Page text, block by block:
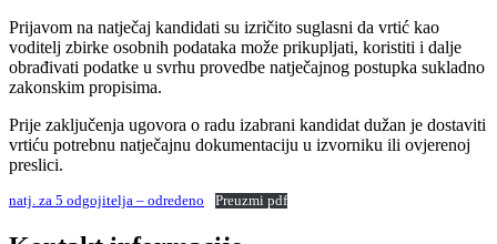
Prijavom na natječaj kandidati su izričito suglasni da vrtić kao
voditelj zbirke osobnih podataka može prikupljati, koristiti i dalje
obrađivati podatke u svrhu provedbe natječajnog postupka sukladno
zakonskim propisima.
Prije zaključenja ugovora o radu izabrani kandidat dužan je dostaviti
vrtiću potrebnu natječajnu dokumentaciju u izvorniku ili ovjerenoj
preslici.
natj. za 5 odgojitelja – odredeno Preuzmi pdf